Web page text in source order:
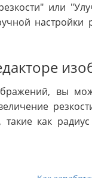
или
настройки
вы
как